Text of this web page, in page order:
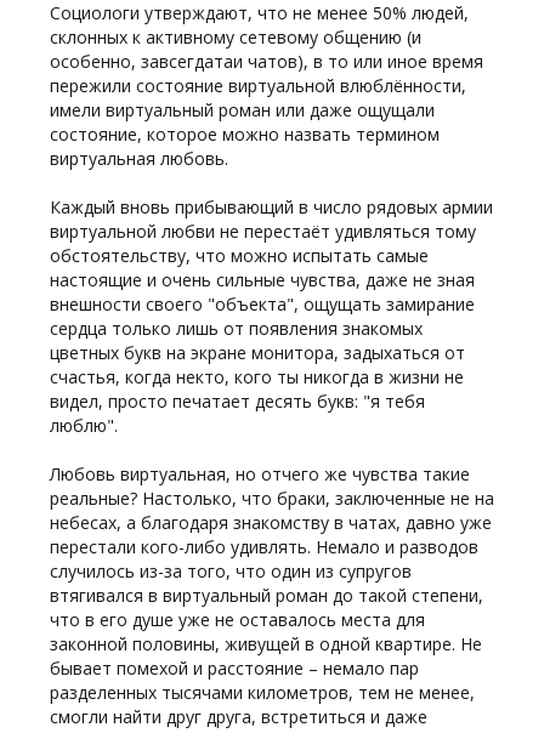
Социологи утверждают, что не менее 50% людей,
склонных к активному сетевому общению (и
особенно, завсегдатаи чатов), в то или иное время
пережили состояние виртуальной влюблённости,
имели виртуальный роман или даже ощущали
состояние, которое можно назвать термином
виртуальная любовь.
Каждый вновь прибывающий в число рядовых армии
виртуальной любви не перестаёт удивляться тому
обстоятельству, что можно испытать самые
настоящие и очень сильные чувства, даже не зная
внешности своего "объекта", ощущать замирание
сердца только лишь от появления знакомых
цветных букв на экране монитора, задыхаться от
счастья, когда некто, кого ты никогда в жизни не
видел, просто печатает десять букв: "я тебя
люблю".
Любовь виртуальная, но отчего же чувства такие
реальные? Настолько, что браки, заключенные не на
небесах, а благодаря знакомству в чатах, давно уже
перестали кого-либо удивлять. Немало и разводов
случилось из-за того, что один из супругов
втягивался в виртуальный роман до такой степени,
что в его душе уже не оставалось места для
законной половины, живущей в одной квартире. Не
бывает помехой и расстояние – немало пар
разделенных тысячами километров, тем не менее,
смогли найти друг друга, встретиться и даже